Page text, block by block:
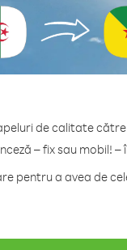
de calitate
– fix sau mobil!
pentru a avea de